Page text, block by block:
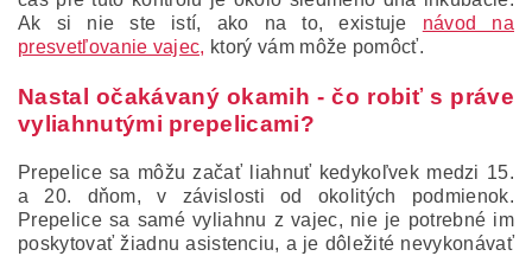
Ak si nie ste istí, ako na to, existuje návod na
presvetľovanie vajec, ktorý vám môže pomôcť.
Nastal očakávaný okamih - čo robiť s práve
vyliahnutými prepelicami?
Prepelice sa môžu začať liahnuť kedykoľvek medzi 15.
a 20. dňom, v závislosti od okolitých podmienok.
Prepelice sa samé vyliahnu z vajec, nie je potrebné im
poskytovať žiadnu asistenciu, a je dôležité nevykonávať